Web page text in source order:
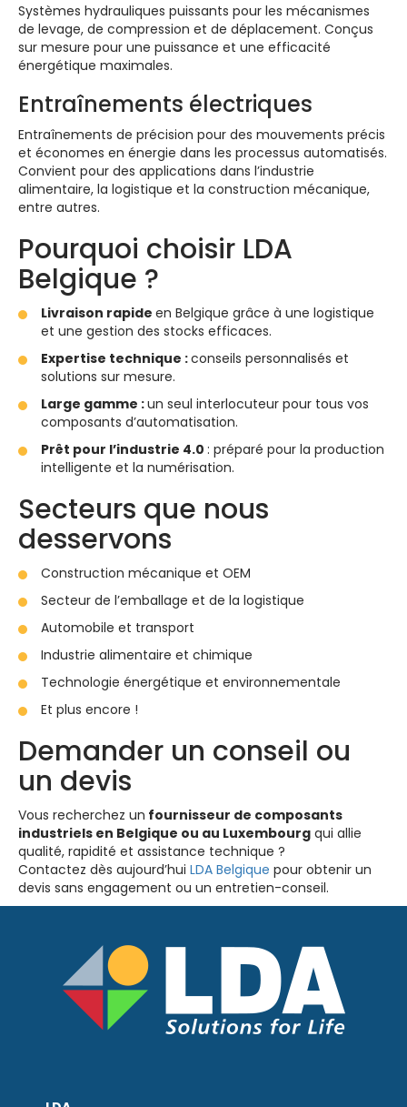
Systèmes hydrauliques puissants pour les mécanismes
de levage, de compression et de déplacement. Conçus
sur mesure pour une puissance et une efficacité
énergétique maximales.
Entraînements électriques
Entraînements de précision pour des mouvements précis
et économes en énergie dans les processus automatisés.
Convient pour des applications dans l’industrie
alimentaire, la logistique et la construction mécanique,
entre autres.
Pourquoi choisir LDA
Belgique ?
Livraison rapide en Belgique grâce à une logistique
et une gestion des stocks efficaces.
Expertise technique :conseils personnalisés et
solutions sur mesure.
Large gamme :un seul interlocuteur pour tous vos
composants d’automatisation.
Prêt pour l’industrie 4.0 : préparé pour la production
intelligente et la numérisation.
Secteurs que nous
desservons
Construction mécanique et OEM
Secteur de l’emballage et de la logistique
Automobile et transport
Industrie alimentaire et chimique
Technologie énergétique et environnementale
Et plus encore !
Demander un conseil ou
un devis
Vous recherchez un fournisseur de composants
industriels en Belgique ou au Luxembourg qui allie
qualité, rapidité et assistance technique ?
Contactez dès aujourd’hui LDA Belgique pour obtenir un
devis sans engagement ou un entretien-conseil.